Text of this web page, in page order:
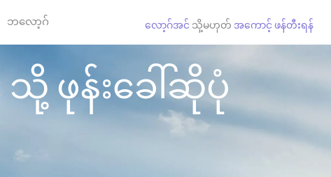
ဘလော့ဂ် လော့ဂ်အင် သို့မဟုတ် အကောင့် ဖန်တီးရန်
ဖုန်းခေါ်ဆိုပုံ